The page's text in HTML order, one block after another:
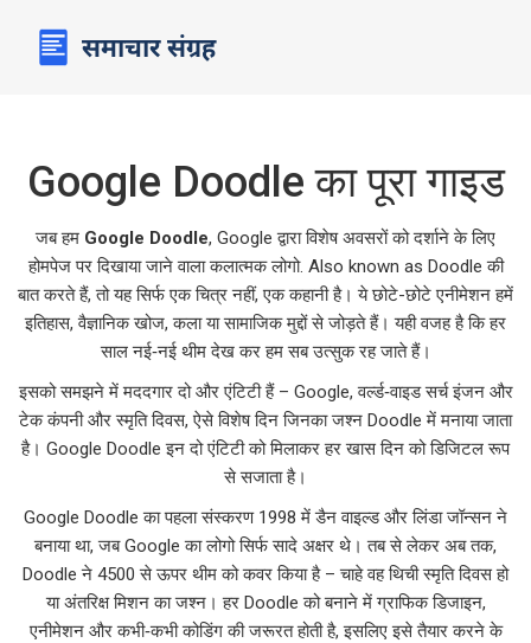
Google Doodle का पूरा गाइड
जब हम Google Doodle, Google द्वारा विशेष अवसरों को दर्शाने के लिए
होमपेज पर दिखाया जाने वाला कलात्मक लोगो. Also known as Doodle की
बात करते हैं, तो यह सिर्फ एक चित्र नहीं, एक कहानी है। ये छोटे-छोटे एनीमेशन हमें
इतिहास, वैज्ञानिक खोज, कला या सामाजिक मुद्दों से जोड़ते हैं। यही वजह है कि हर
साल नई‑नई थीम देख कर हम सब उत्सुक रह जाते हैं।
इसको समझने में मददगार दो और एंटिटी हैं – Google,वर्ल्ड‑वाइड सर्च इंजन और
टेक कंपनीऔरस्मृति दिवस,ऐसे विशेष दिन जिनका जश्न Doodle में मनाया जाता
है। Google Doodle इन दो एंटिटी को मिलाकर हर खास दिन को डिजिटल रूप
से सजाता है।
Google Doodle का पहला संस्करण 1998 में डैन वाइल्ड और लिंडा जॉन्सन ने
बनाया था, जब Google का लोगो सिर्फ सादे अक्षर थे। तब से लेकर अब तक,
Doodle ने 4500 से ऊपर थीम को कवर किया है – चाहे वह थिची स्मृति दिवस हो
या अंतरिक्ष मिशन का जश्न। हर Doodle को बनाने में ग्राफिक डिजाइन,
एनीमेशन और कभी‑कभी कोडिंग की जरूरत होती है, इसलिए इसे तैयार करने के